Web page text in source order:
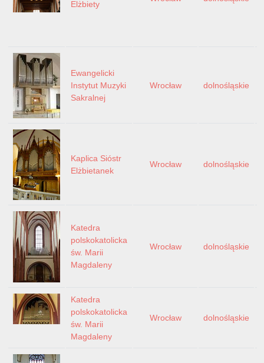
Elżbiety
Ewangelicki
Instytut Muzyki
Sakralnej
Wrocław dolnośląskie
Kaplica Sióstr
Elżbietanek
Wrocław dolnośląskie
Katedra
polskokatolicka
św. Marii
Magdaleny
Wrocław dolnośląskie
Katedra
polskokatolicka
św. Marii
Magdaleny
Wrocław dolnośląskie